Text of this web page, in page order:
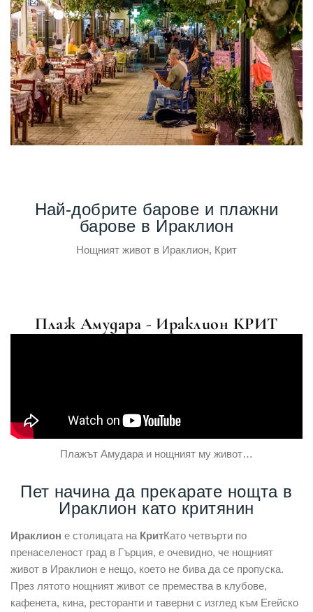
Най-добрите барове и плажни
барове в Ираклион
Нощният живот в Ираклион, Крит
Плаж Амудара - Ираклион КРИТ
Плажът Амудара и нощният му живот…
Пет начина да прекарате нощта в
Ираклион като критянин
Ираклион е столицата на КритКато четвърти по
пренаселеност град в Гърция, е очевидно, че нощният
живот в Ираклион е нещо, което не бива да се пропуска.
През лятото нощният живот се премества в клубове,
кафенета, кина, ресторанти и таверни с изглед към Егейско